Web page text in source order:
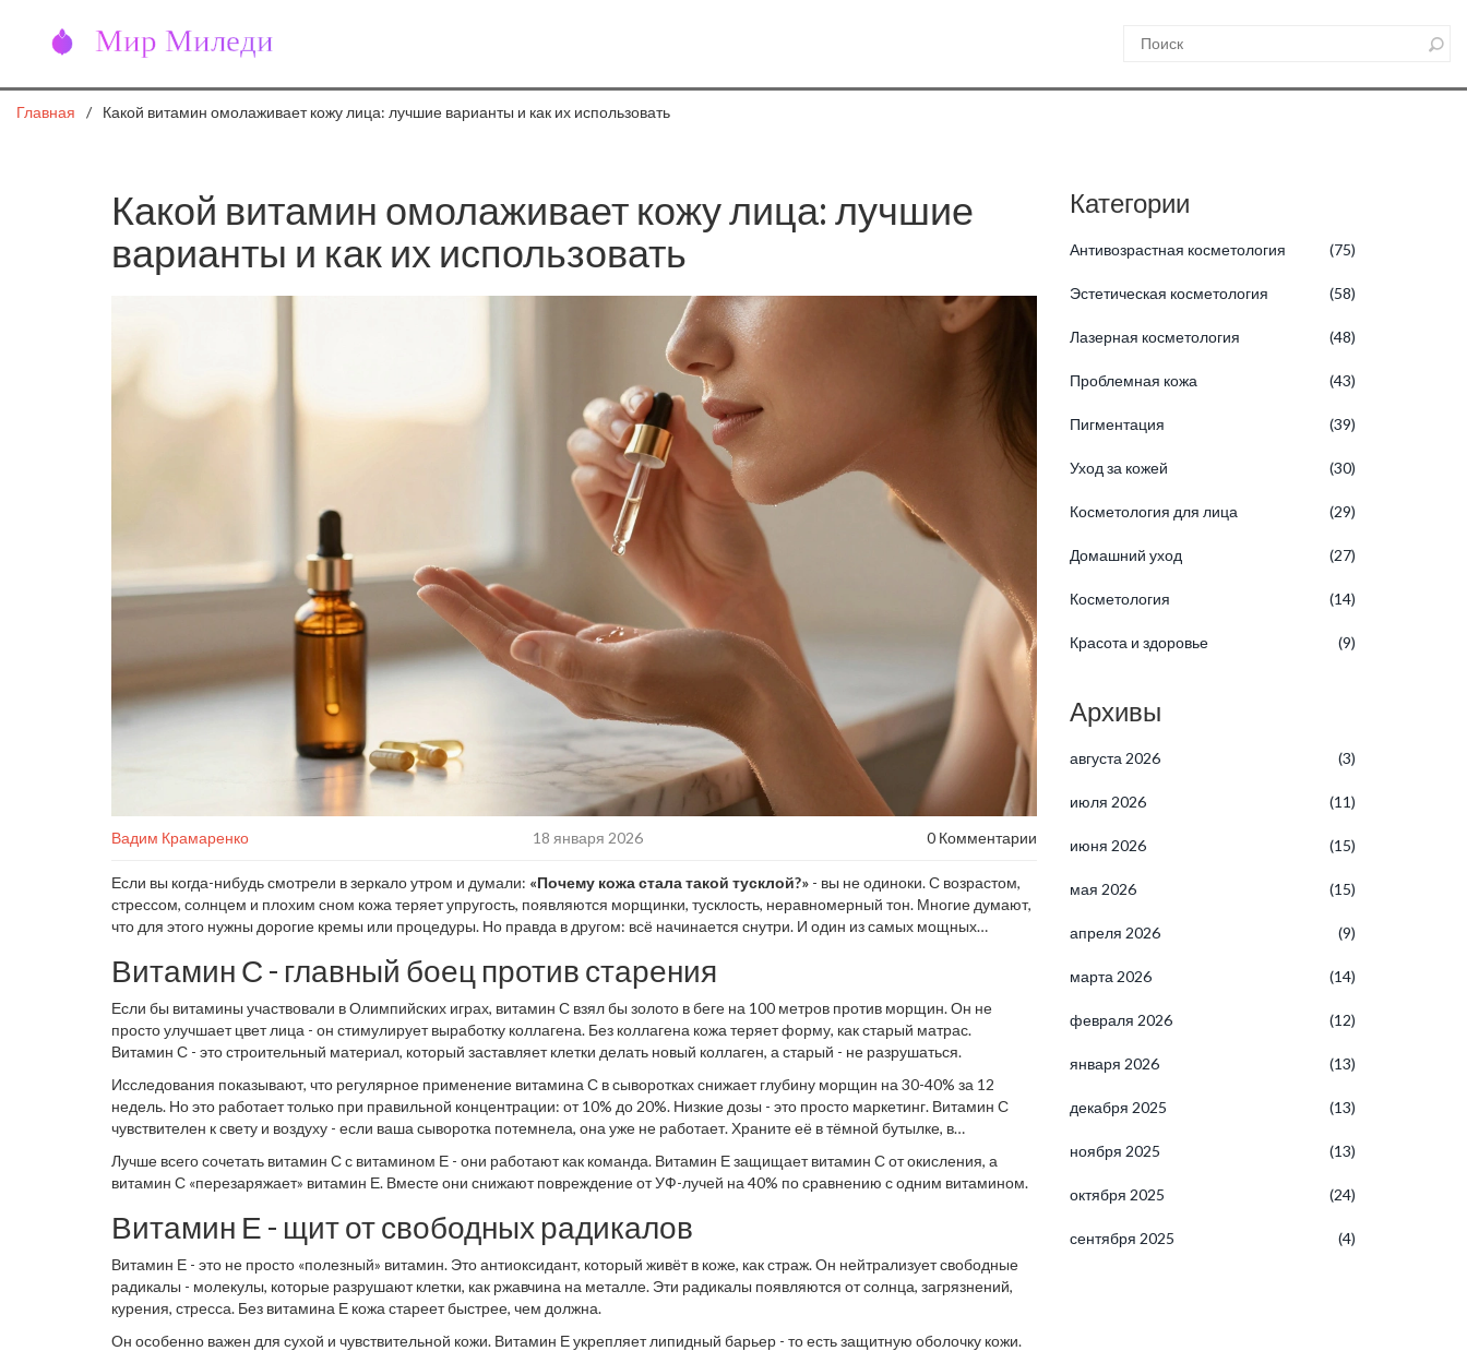
Главная Какой витамин омолаживает кожу лица: лучшие варианты и как их использовать
Какой витамин омолаживает кожу лица: лучшие
варианты и как их использовать
Вадим Крамаренко 18 января 2026 0 Комментарии
Если вы когда-нибудь смотрели в зеркало утром и думали: «Почему кожа стала такой тусклой?» - вы не одиноки. С возрастом,
стрессом, солнцем и плохим сном кожа теряет упругость, появляются морщинки, тусклость, неравномерный тон. Многие думают,
что для этого нужны дорогие кремы или процедуры. Но правда в другом: всё начинается снутри. И один из самых мощных
Витамин С - главный боец против старения
Если бы витамины участвовали в Олимпийских играх, витамин С взял бы золото в беге на 100 метров против морщин. Он не
просто улучшает цвет лица - он стимулирует выработку коллагена. Без коллагена кожа теряет форму, как старый матрас.
Витамин С - это строительный материал, который заставляет клетки делать новый коллаген, а старый - не разрушаться.
Исследования показывают, что регулярное применение витамина С в сыворотках снижает глубину морщин на 30-40% за 12
недель. Но это работает только при правильной концентрации: от 10% до 20%. Низкие дозы - это просто маркетинг. Витамин С
чувствителен к свету и воздуху - если ваша сыворотка потемнела, она уже не работает. Храните её в тёмной бутылке, в
Лучше всего сочетать витамин С с витамином Е - они работают как команда. Витамин Е защищает витамин С от окисления, а
витамин С «перезаряжает» витамин Е. Вместе они снижают повреждение от УФ-лучей на 40% по сравнению с одним витамином.
Витамин Е - щит от свободных радикалов
Витамин Е - это не просто «полезный» витамин. Это антиоксидант, который живёт в коже, как страж. Он нейтрализует свободные
радикалы - молекулы, которые разрушают клетки, как ржавчина на металле. Эти радикалы появляются от солнца, загрязнений,
курения, стресса. Без витамина Е кожа стареет быстрее, чем должна.
Он особенно важен для сухой и чувствительной кожи. Витамин Е укрепляет липидный барьер - то есть защитную оболочку кожи.
Категории
Антивозрастная косметология (75)
Эстетическая косметология (58)
Лазерная косметология (48)
Проблемная кожа (43)
Пигментация (39)
Уход за кожей (30)
Косметология для лица (29)
Домашний уход (27)
Косметология (14)
Красота и здоровье (9)
Архивы
августа 2026 (3)
июля 2026 (11)
июня 2026 (15)
мая 2026 (15)
апреля 2026 (9)
марта 2026 (14)
февраля 2026 (12)
января 2026 (13)
декабря 2025 (13)
ноября 2025 (13)
октября 2025 (24)
сентября 2025 (4)